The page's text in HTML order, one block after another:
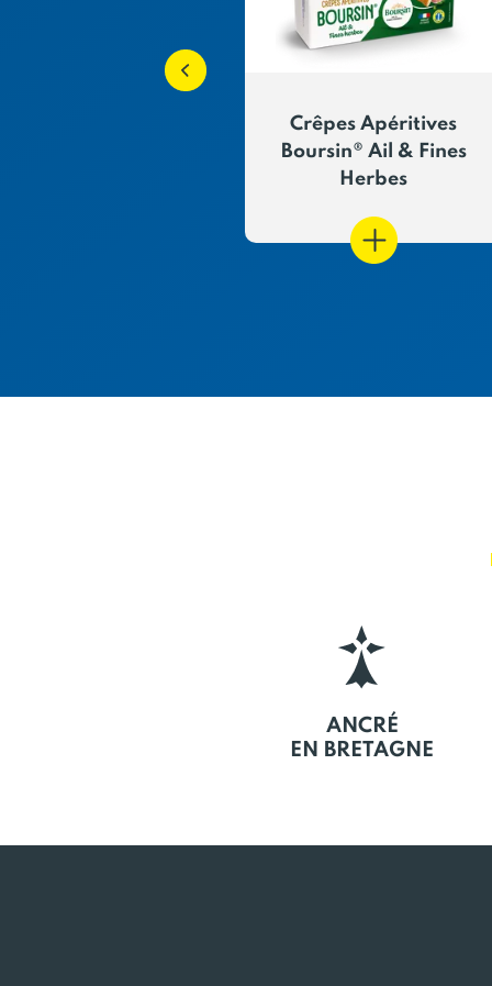
Crêpes Apéritives
Boursin® Ail & Fines
Herbes
ANCRÉ
EN BRETAGNE